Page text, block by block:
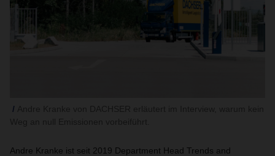
Andre Kranke ist seit 2019 Department Head Trends and